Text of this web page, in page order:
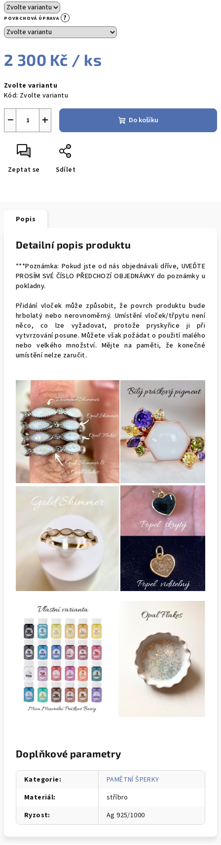
POVRCHOVÁ ÚPRAVA ?
2 300 Kč / ks
cena:
Zvolte variantu
Kód: Zvolte variantu
+
− Do košíku
Zeptat se Sdílet
Popis
Detailní popis produktu
***Poznámka: Pokud jste od nás objednávali dříve, UVEĎTE
PROSÍM SVÉ ČÍSLO PŘEDCHOZÍ OBJEDNÁVKY do poznámky u
pokladny.
Přidání vloček může způsobit, že povrch produktu bude
hrbolatý nebo nerovnoměrný. Umístění vloček/třpytu není
něco, co lze vyžadovat, protože pryskyřice ji při
vytvrzování posune. Můžete však požádat o použití malého
nebo velkého množství. Mějte na paměti, že konečné
umístění nelze zaručit.
Doplňkové parametry
Kategorie:
PAMĚTNÍ ŠPERKY
Materiál:
stříbro
Ryzost: Ag 925/1000